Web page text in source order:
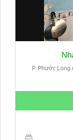
P. Phước Long